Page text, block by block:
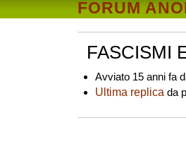
FORUM
FASCISMI
Avviato 15 anni fa
Ultima replica da